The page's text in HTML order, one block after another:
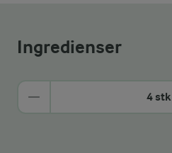
Ingredienser
4 stk